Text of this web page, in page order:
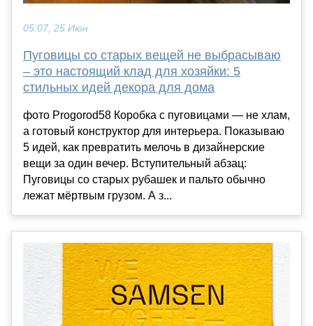
05:07, 25 Июн
Пуговицы со старых вещей не выбрасываю
– это настоящий клад для хозяйки: 5
стильных идей декора для дома
фото Progorod58 Коробка с пуговицами — не хлам,
а готовый конструктор для интерьера. Показываю
5 идей, как превратить мелочь в дизайнерские
вещи за один вечер. Вступительный абзац:
Пуговицы со старых рубашек и пальто обычно
лежат мёртвым грузом. А з...